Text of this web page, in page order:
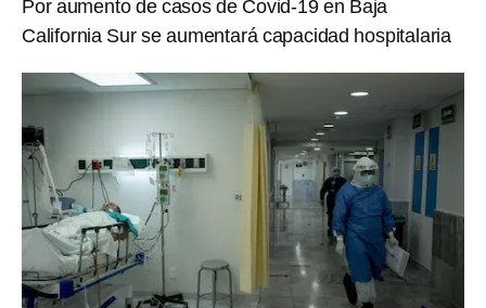
Por aumento de casos de Covid-19 en Baja
California Sur se aumentará capacidad hospitalaria